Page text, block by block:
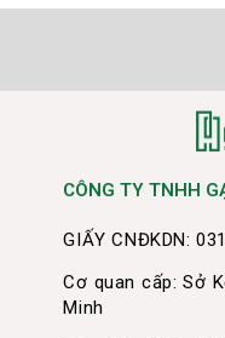
CÔNG TY TNHH
GIẤY CNĐKDN:
Cơ quan cấp: Sở
Minh